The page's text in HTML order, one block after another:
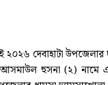
দেবাহাটা উপজেলার
আসমাউল হুসনা (২) নামে